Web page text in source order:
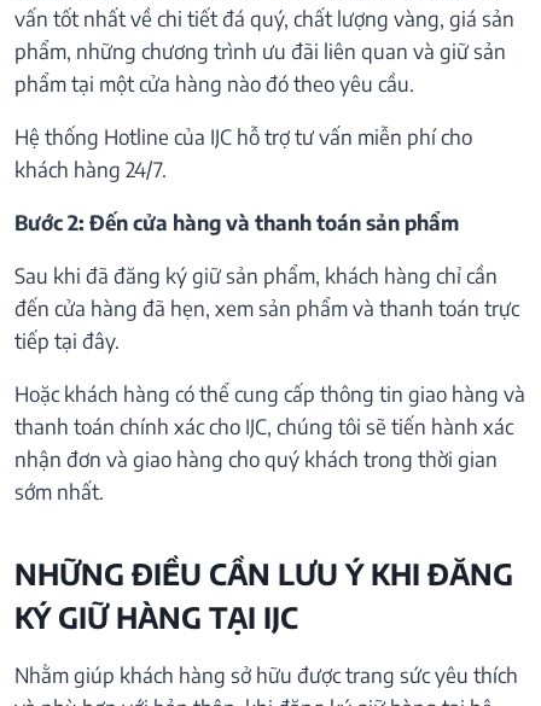
vấn tốt nhất về chi tiết đá quý, chất lượng vàng, giá sản
phẩm, những chương trình ưu đãi liên quan và giữ sản
phẩm tại một cửa hàng nào đó theo yêu cầu.
Hệ thống Hotline của IJC hỗ trợ tư vấn miễn phí cho
khách hàng 24/7.
Bước 2: Đến cửa hàng và thanh toán sản phẩm
Sau khi đã đăng ký giữ sản phẩm, khách hàng chỉ cần
đến cửa hàng đã hẹn, xem sản phẩm và thanh toán trực
tiếp tại đây.
Hoặc khách hàng có thể cung cấp thông tin giao hàng và
thanh toán chính xác cho IJC, chúng tôi sẽ tiến hành xác
nhận đơn và giao hàng cho quý khách trong thời gian
sớm nhất.
NHỮNG ĐIỀU CẦN LƯU Ý KHI ĐĂNG
KÝ GIỮ HÀNG TẠI IJC
Nhằm giúp khách hàng sở hữu được trang sức yêu thích